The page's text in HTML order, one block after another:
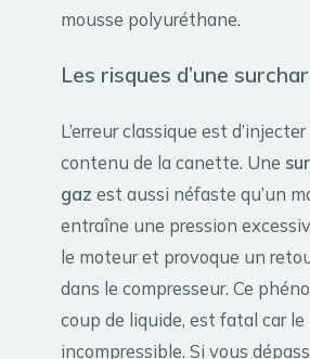
mousse polyuréthane.
Les risques d’une
L’erreur classique est
contenu de la canette. Une
gaz est aussi néfaste qu’un
entraîne une pression
le moteur et provoque un
dans le compresseur. Ce
coup de liquide, est fatal car
incompressible. Si vous